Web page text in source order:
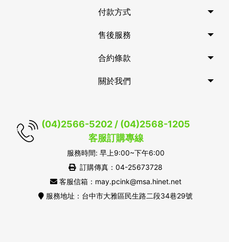
付款方式
售後服務
合約條款
關於我們
(04)2566-5202 / (04)2568-1205
客服訂購專線
服務時間: 早上9:00~下午6:00
訂購傳真：04-25673728
客服信箱：may.pcink@msa.hinet.net
服務地址：台中市大雅區民生路二段34巷29號